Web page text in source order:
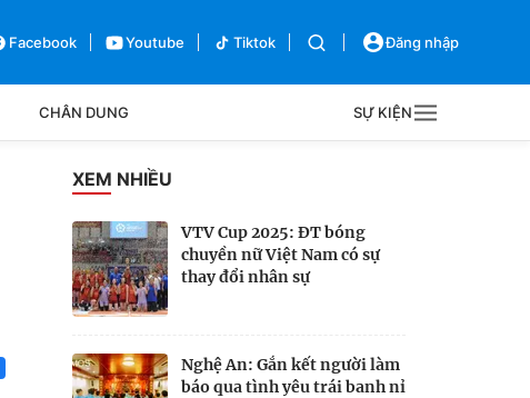
Facebook Youtube Tiktok Đăng nhập
CHÂN DUNG SỰ KIỆN
Bên lề
XEM NHIỀU
VTV Cup 2025: ĐT bóng
chuyền nữ Việt Nam có sự
thay đổi nhân sự
Nghệ An: Gắn kết người làm
báo qua tình yêu trái banh nỉ